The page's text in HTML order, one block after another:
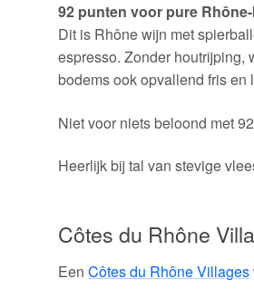
92 punten voor pure
Dit is Rhône wijn met
espresso. Zonder houtrijping,
bodems ook opvallend fris en
Niet voor niets beloond met
Heerlijk bij tal van stevige
Côtes du Rhône
Een Côtes du Rhône Villages